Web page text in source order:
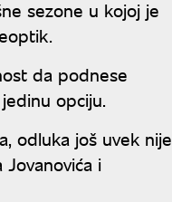
sezone u kojoj je
da podnese
opciju.
odluka još uvek nije
i